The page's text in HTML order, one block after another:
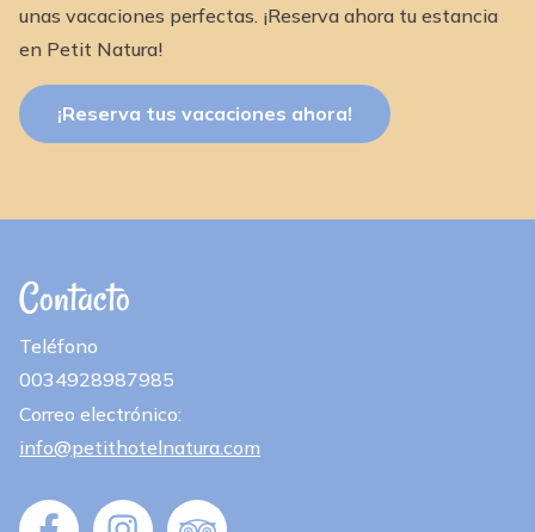
unas vacaciones perfectas. ¡Reserva ahora tu estancia
en Petit Natura!
¡Reserva tus vacaciones ahora!
Contacto
Teléfono
0034928987985
Correo electrónico:
info@petithotelnatura.com